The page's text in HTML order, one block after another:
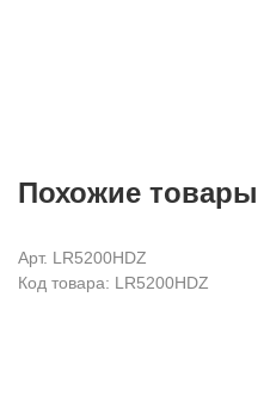
Похожие товары
Арт. LR5200HDZ
Код товара: LR5200HDZ